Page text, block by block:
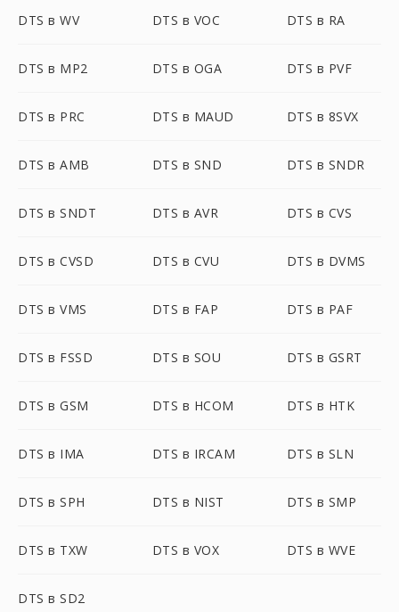
DTS в WV DTS в VOC DTS в RA
DTS в MP2 DTS в OGA DTS в PVF
DTS в PRC DTS в MAUD DTS в 8SVX
DTS в AMB DTS в SND DTS в SNDR
DTS в SNDT DTS в AVR DTS в CVS
DTS в CVSD DTS в CVU DTS в DVMS
DTS в VMS DTS в FAP DTS в PAF
DTS в FSSD DTS в SOU DTS в GSRT
DTS в GSM DTS в HCOM DTS в HTK
DTS в IMA DTS в IRCAM DTS в SLN
DTS в SPH DTS в NIST DTS в SMP
DTS в TXW DTS в VOX DTS в WVE
DTS в SD2